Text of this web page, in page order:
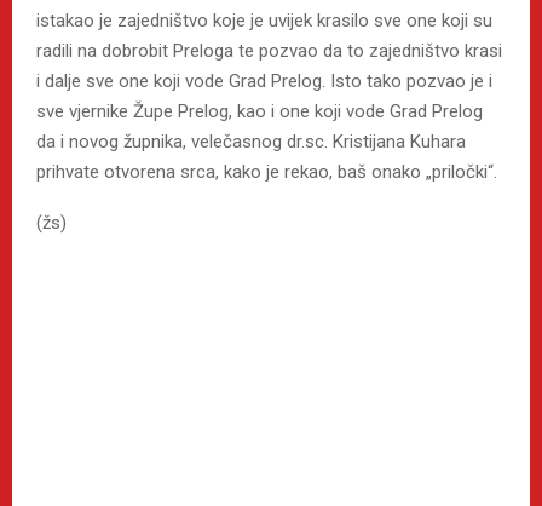
istakao je zajedništvo koje je uvijek krasilo sve one koji su
radili na dobrobit Preloga te pozvao da to zajedništvo krasi
i dalje sve one koji vode Grad Prelog. Isto tako pozvao je i
sve vjernike Župe Prelog, kao i one koji vode Grad Prelog
da i novog župnika, velečasnog dr.sc. Kristijana Kuhara
prihvate otvorena srca, kako je rekao, baš onako „priločki“.
(žs)